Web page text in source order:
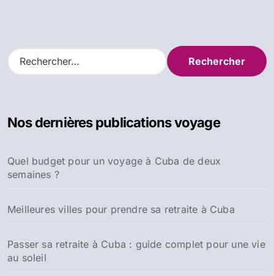
R
e
r
e
r
Nos dernières publications voyage
Quel budget pour un voyage à Cuba de deux
semaines ?
Meilleures villes pour prendre sa retraite à Cuba
Passer sa retraite à Cuba : guide complet pour une vie
au soleil